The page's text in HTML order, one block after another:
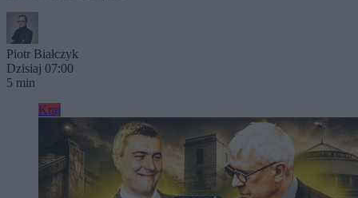
Piotr Białczyk
Dzisiaj 07:00
5 min
Kraj